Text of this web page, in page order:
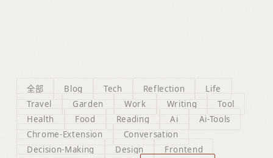
全部 Blog Tech Reflection
Life
Travel
Garden Work Writing
Tool
Health
Food Reading Ai
Ai-Tools
Chrome-Extension
Conversation
Decision-Making
Design
Frontend